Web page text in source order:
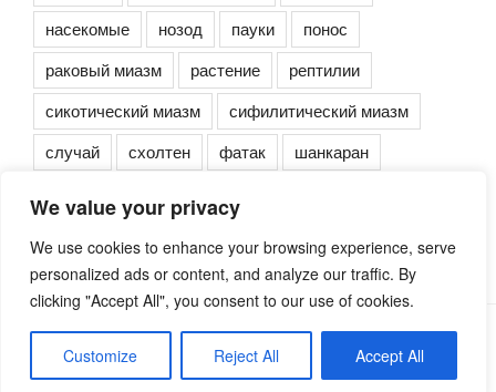
We value your privacy
We use cookies to enhance your browsing experience, serve
personalized ads or content, and analyze our traffic. By
clicking "Accept All", you consent to our use of cookies.
Customize Reject All Accept All
насекомые
нозод пауки
понос
раковый миазм
растение
рептилии
сикотический миазм
сифилитический миазм
случай
схолтен фатак шанкаран
Сайт работает на WordPress